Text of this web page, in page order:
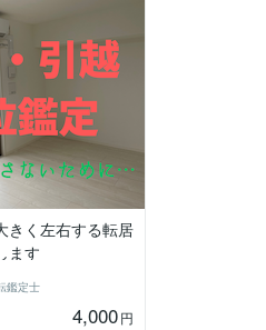
きく左右する転居
ます
鑑定士
4,000円